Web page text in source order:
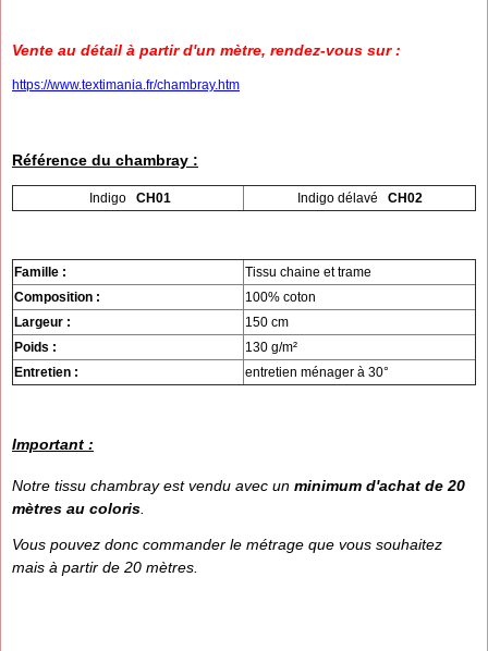
Vente au détail à partir d'un mètre, rendez-vous sur :
https://www.textimania.fr/chambray.htm
Référence du chambray :
Indigo CH01 Indigo délavé CH02
Famille :
Tissu chaine et trame
Composition :
100% coton
Largeur :
150 cm
Poids :
130 g/m²
Entretien :
entretien ménager à 30°
Important :
Notre tissu chambray est vendu avec un minimum d'achat de 20
mètres au coloris
Vous pouvez donc commander le métrage que vous souhaitez
mais à partir de 20 mètres.